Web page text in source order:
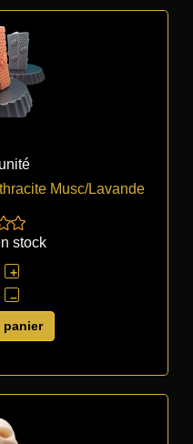
Musc/Lavande
stock
+
–
panier